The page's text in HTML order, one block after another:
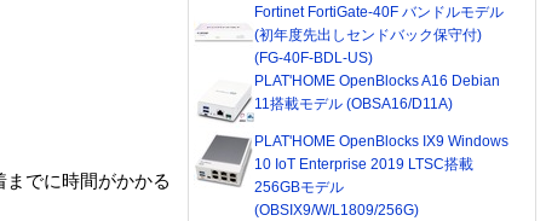
でに時間がかかる
Fortinet FortiGate-40F バンドルモデル
(初年度先出しセンドバック保守付)
(FG-40F-BDL-US)
PLAT'HOME OpenBlocks A16 Debian
11搭載モデル (OBSA16/D11A)
PLAT'HOME OpenBlocks IX9 Windows
10 IoT Enterprise 2019 LTSC搭載
256GBモデル
(OBSIX9/W/L1809/256G)